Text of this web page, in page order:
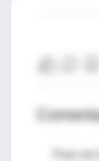
Para